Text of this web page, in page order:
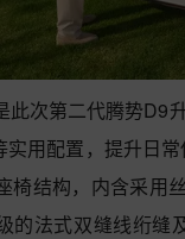
此次第二代腾势D9
用配置，提升日
椅结构，内含采用
的法式双缝线绗